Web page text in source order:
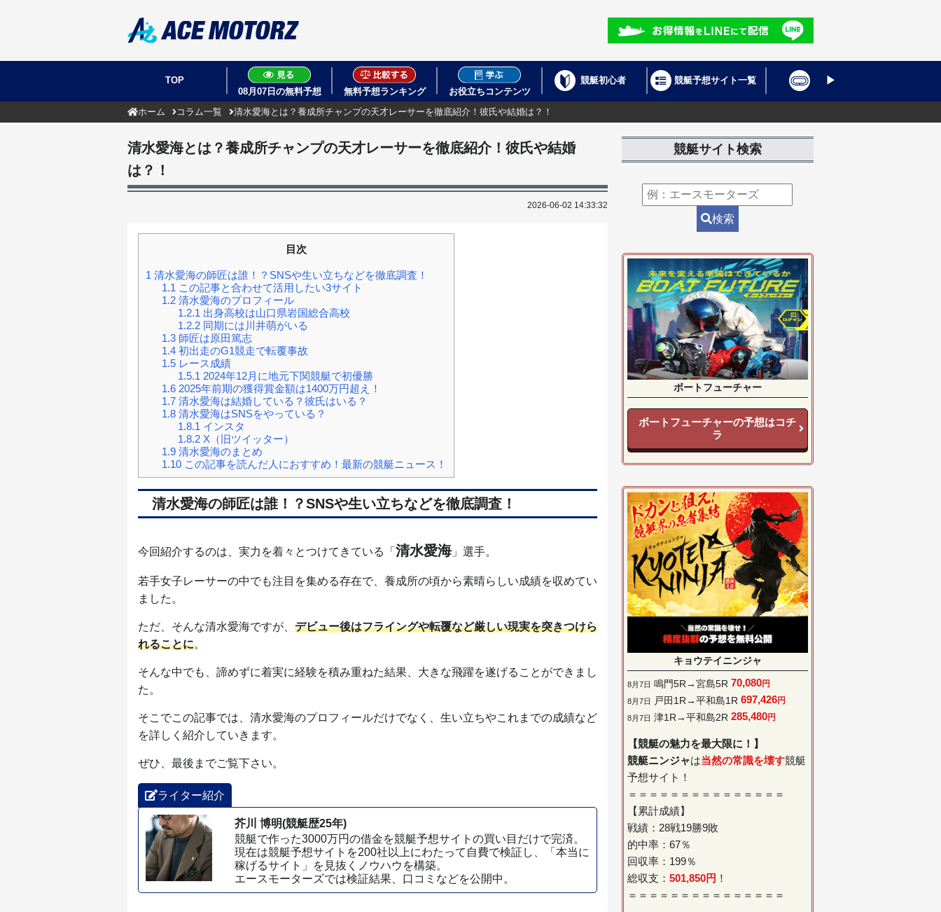
TOP
08月07日の無料予想
無料予想ランキング お役立ちコンテンツ
競艇初心者 競艇予想サイト一覧 競艇場
ホーム コラム一覧 清水愛海とは？養成所チャンプの天才レーサーを徹底紹介！彼氏や結婚は？！
清水愛海とは？養成所チャンプの天才レーサーを徹底紹介！彼氏や結婚
は？！
2026-06-02 14:33:32
目次
1 清水愛海の師匠は誰！？SNSや生い立ちなどを徹底調査！
1.1 この記事と合わせて活用したい3サイト
1.2清水愛海のプロフィール
1.2.1 出身高校は山口県岩国総合高校
1.2.2同期には川井萌がいる
1.3師匠は原田篤志
1.4初出走のG1競走で転覆事故
1.5レース成績
1.5.1 2024年12月に地元下関競艇で初優勝
1.62025年前期の獲得賞金額は1400万円超え！
1.7清水愛海は結婚している？彼氏はいる？
1.8清水愛海はSNSをやっている？
1.8.1 インスタ
1.8.2X（旧ツイッター）
1.9清水愛海のまとめ
1.10この記事を読んだ人におすすめ！最新の競艇ニュース！
清水愛海の師匠は誰！？SNSや生い立ちなどを徹底調査！
今回紹介するのは、実力を着々とつけてきている「 清水愛海」選手。
若手女子レーサーの中でも注目を集める存在で、養成所の頃から素晴らしい成績を収めてい
ました。
ただ、そんな清水愛海ですが、 デビュー後はフライングや転覆など厳しい現実を突きつけら
れることに。
そんな中でも、諦めずに着実に経験を積み重ねた結果、大きな飛躍を遂げることができまし
た。
そこでこの記事では、清水愛海のプロフィールだけでなく、生い立ちやこれまでの成績など
を詳しく紹介していきます。
ぜひ、最後までご覧下さい。
ライター紹介
芥川 博明(競艇歴25年)
競艇で作った3000万円の借金を競艇予想サイトの買い目だけで完済。
現在は競艇予想サイトを200社以上にわたって自費で検証し、「本当に
稼げるサイト」を見抜くノウハウを構築。
エースモーターズでは検証結果、口コミなどを公開中。
競艇サイト検索
検索
ボートフューチャー
ボートフューチャーの予想はコチ
ラ
キョウテイニンジャ
8月7日 鳴門5R→宮島5R 70,080円
8月7日 戸田1R→平和島1R 697,426円
8月7日 津1R→平和島2R 285,480円
【競艇の魅力を最大限に！】
競艇ニンジャは当然の常識を壊す競艇
予想サイト！
＝＝＝＝＝＝＝＝＝＝＝＝＝＝＝
【累計成績】
戦績：28戦19勝9敗
的中率：67％
回収率：199％
総収支： 501,850円 ！
＝＝＝＝＝＝＝＝＝＝＝＝＝＝＝